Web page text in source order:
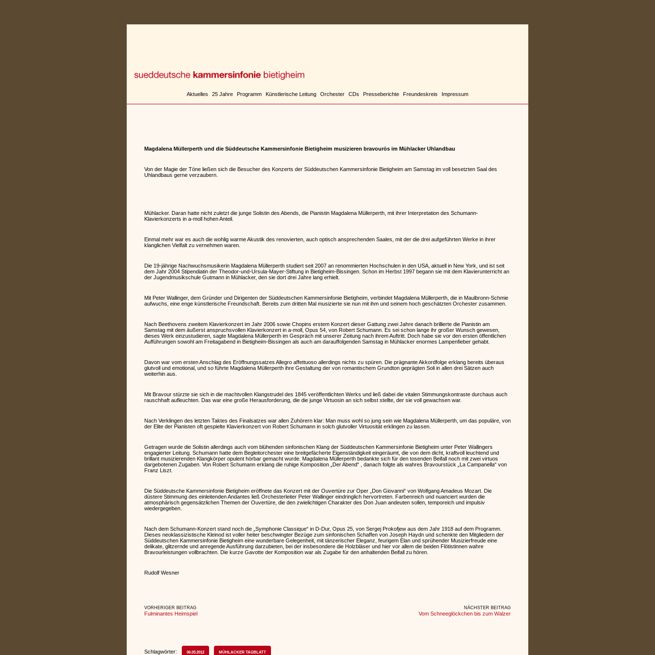
Aktuelles 25 Jahre Programm Künstlerische Leitung Orchester CDs Presseberichte Freundeskreis Impressum
Magdalena Müllerperth und die Süddeutsche Kammersinfonie Bietigheim musizieren bravourös im Mühlacker Uhlandbau
Von der Magie der Töne ließen sich die Besucher des Konzerts der Süddeutschen Kammersinfonie Bietigheim am Samstag im voll besetzten Saal des
Uhlandbaus gerne verzaubern.
Mühlacker. Daran hatte nicht zuletzt die junge Solistin des Abends, die Pianistin Magdalena Müllerperth, mit ihrer Interpretation des Schumann-
Klavierkonzerts in a-moll hohen Anteil.
Einmal mehr war es auch die wohlig warme Akustik des renovierten, auch optisch ansprechenden Saales, mit der die drei aufgeführten Werke in ihrer
klanglichen Vielfalt zu vernehmen waren.
Die 19-jährige Nachwuchsmusikerin Magdalena Müllerperth studiert seit 2007 an renommierten Hochschulen in den USA, aktuell in New York, und ist seit
dem Jahr 2004 Stipendiatin der Theodor-und-Ursula-Mayer-Stiftung in Bietigheim-Bissingen. Schon im Herbst 1997 begann sie mit dem Klavierunterricht an
der Jugendmusikschule Gutmann in Mühlacker, den sie dort drei Jahre lang erhielt.
Mit Peter Wallinger, dem Gründer und Dirigenten der Süddeutschen Kammersinfonie Bietigheim, verbindet Magdalena Müllerperth, die in Maulbronn-Schmie
aufwuchs, eine enge künstlerische Freundschaft. Bereits zum dritten Mal musizierte sie nun mit ihm und seinem hoch geschätzten Orchester zusammen.
Nach Beethovens zweitem Klavierkonzert im Jahr 2006 sowie Chopins erstem Konzert dieser Gattung zwei Jahre danach brillierte die Pianistin am
Samstag mit dem äußerst anspruchsvollen Klavierkonzert in a-moll, Opus 54, von Robert Schumann. Es sei schon lange ihr großer Wunsch gewesen,
dieses Werk einzustudieren, sagte Magdalena Müllerperth im Gespräch mit unserer Zeitung nach ihrem Auftritt. Doch habe sie vor den ersten öffentlichen
Aufführungen sowohl am Freitagabend in Bietigheim-Bissingen als auch am darauffolgenden Samstag in Mühlacker enormes Lampenfieber gehabt.
Davon war vom ersten Anschlag des Eröffnungssatzes Allegro affettuoso allerdings nichts zu spüren. Die prägnante Akkordfolge erklang bereits überaus
glutvoll und emotional, und so führte Magdalena Müllerperth ihre Gestaltung der von romantischem Grundton geprägten Soli in allen drei Sätzen auch
weiterhin aus.
Mit Bravour stürzte sie sich in die machtvollen Klangstrudel des 1845 veröffentlichten Werks und ließ dabei die vitalen Stimmungskontraste durchaus auch
rauschhaft aufleuchten. Das war eine große Herausforderung, die die junge Virtuosin an sich selbst stellte, der sie voll gewachsen war.
Nach Verklingen des letzten Taktes des Finalsatzes war allen Zuhörern klar: Man muss wohl so jung sein wie Magdalena Müllerperth, um das populäre, von
der Elite der Pianisten oft gespielte Klavierkonzert von Robert Schumann in solch glutvoller Virtuosität erklingen zu lassen.
Getragen wurde die Solistin allerdings auch vom blühenden sinfonischen Klang der Süddeutschen Kammersinfonie Bietigheim unter Peter Wallingers
engagierter Leitung. Schumann hatte dem Begleitorchester eine breitgefächerte Eigenständigkeit eingeräumt, die von dem dicht, kraftvoll leuchtend und
brillant musizierenden Klangkörper opulent hörbar gemacht wurde. Magdalena Müllerperth bedankte sich für den tosenden Beifall noch mit zwei virtuos
dargebotenen Zugaben. Von Robert Schumann erklang die ruhige Komposition „Der Abend“ , danach folgte als wahres Bravourstück „La Campanella“ von
Franz Liszt.
Die Süddeutsche Kammersinfonie Bietigheim eröffnete das Konzert mit der Ouvertüre zur Oper „Don Giovanni“ von Wolfgang Amadeus Mozart. Die
düstere Stimmung des einleitenden Andantes ließ Orchesterleiter Peter Wallinger eindringlich hervortreten. Farbenreich und nuanciert wurden die
atmosphärisch gegensätzlichen Themen der Ouvertüre, die den zwielichtigen Charakter des Don Juan andeuten sollen, temporeich und impulsiv
wiedergegeben.
Nach dem Schumann-Konzert stand noch die „Symphonie Classique“ in D-Dur, Opus 25, von Sergej Prokofjew aus dem Jahr 1918 auf dem Programm.
Dieses neoklassizistische Kleinod ist voller heiter beschwingter Bezüge zum sinfonischen Schaffen von Joseph Haydn und schenkte den Mitgliedern der
Süddeutschen Kammersinfonie Bietigheim eine wunderbare Gelegenheit, mit tänzerischer Eleganz, feurigem Elan und sprühender Musizierfreude eine
delikate, glitzernde und anregende Ausführung darzubieten, bei der insbesondere die Holzbläser und hier vor allem die beiden Flötistinnen wahre
Bravourleistungen vollbrachten. Die kurze Gavotte der Komposition war als Zugabe für den anhaltenden Beifall zu hören.
Rudolf Wesner
VORHERIGER BEITRAG
Fulminantes Heimspiel
NÄCHSTER BEITRAG
Vom Schneeglöckchen bis zum Walzer
Schlagwörter: 06.03.2012 MÜHLACKER TAGBLATT